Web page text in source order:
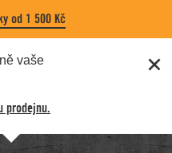
od 1 500 Kč
vaše
prodejnu.